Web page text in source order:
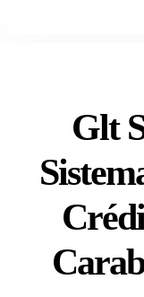
Glt